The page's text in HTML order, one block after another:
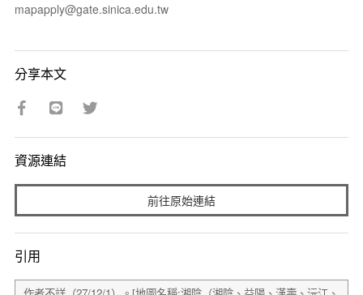
mapapply@gate.sinica.edu.tw
分享本文
資源連結
前往原始連結
引用